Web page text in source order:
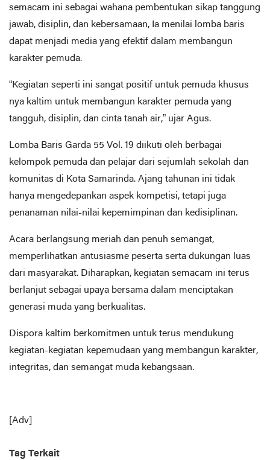
semacam ini sebagai wahana pembentukan sikap tanggung
jawab, disiplin, dan kebersamaan, Ia menilai lomba baris
dapat menjadi media yang efektif dalam membangun
karakter pemuda.
“Kegiatan seperti ini sangat positif untuk pemuda khusus
nya kaltim untuk membangun karakter pemuda yang
tangguh, disiplin, dan cinta tanah air,” ujar Agus.
Lomba Baris Garda 55 Vol. 19 diikuti oleh berbagai
kelompok pemuda dan pelajar dari sejumlah sekolah dan
komunitas di Kota Samarinda. Ajang tahunan ini tidak
hanya mengedepankan aspek kompetisi, tetapi juga
penanaman nilai-nilai kepemimpinan dan kedisiplinan.
Acara berlangsung meriah dan penuh semangat,
memperlihatkan antusiasme peserta serta dukungan luas
dari masyarakat. Diharapkan, kegiatan semacam ini terus
berlanjut sebagai upaya bersama dalam menciptakan
generasi muda yang berkualitas.
Dispora kaltim berkomitmen untuk terus mendukung
kegiatan-kegiatan kepemudaan yang membangun karakter,
integritas, dan semangat muda kebangsaan.
[Adv]
Tag Terkait